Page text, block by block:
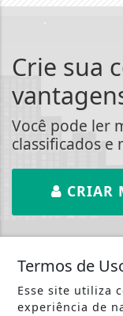
Crie sua
Você pode ler
classificados e
CRIAR
:::
Termos de
Esse site utiliza
experiência de